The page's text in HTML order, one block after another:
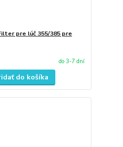
pre lúč 355/385 pre
do 3-7 dní
do košíka